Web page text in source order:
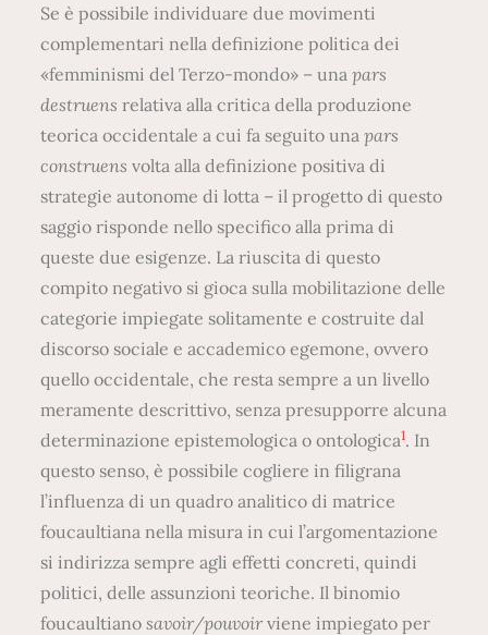
Se è possibile individuare due movimenti
complementari nella definizione politica dei
«femminismi del Terzo-mondo» – unapars
destruens relativa alla critica della produzione
teorica occidentale a cui fa seguito unapars
construensvolta alla definizione positiva di
strategie autonome di lotta – il progetto di questo
saggio risponde nello specifico alla prima di
queste due esigenze. La riuscita di questo
compito negativo si gioca sulla mobilitazione delle
categorie impiegate solitamente e costruite dal
discorso sociale e accademico egemone, ovvero
quello occidentale, che resta sempre a un livello
meramente descrittivo, senza presupporre alcuna
determinazione epistemologica o ontologica1. In
questo senso, è possibile cogliere in filigrana
l’influenza di un quadro analitico di matrice
foucaultiana nella misura in cui l’argomentazione
si indirizza sempre agli effetti concreti, quindi
politici, delle assunzioni teoriche. Il binomio
foucaultianosavoir/pouvoirviene impiegato per